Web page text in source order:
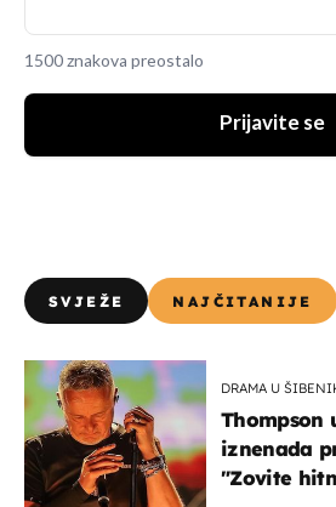
1500 znakova preostalo
Prijavite se
SVJEŽE NAJČITANIJE
DRAMA U
Thompson
iznenada
"Zovite